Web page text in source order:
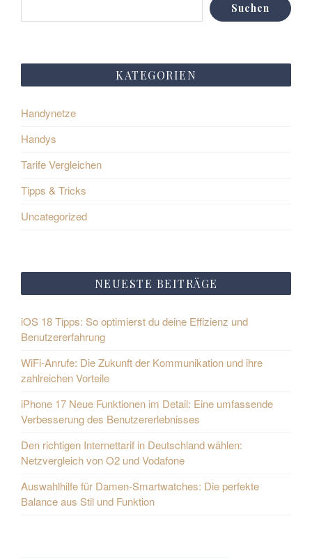
Suchen
KATEGORIEN
Handynetze
Handys
Tarife Vergleichen
Tipps & Tricks
Uncategorized
NEUESTE BEITRÄGE
iOS 18 Tipps: So optimierst du deine Effizienz und
Benutzererfahrung
WiFi-Anrufe: Die Zukunft der Kommunikation und ihre
zahlreichen Vorteile
iPhone 17 Neue Funktionen im Detail: Eine umfassende
Verbesserung des Benutzererlebnisses
Den richtigen Internettarif in Deutschland wählen:
Netzvergleich von O2 und Vodafone
Auswahlhilfe für Damen-Smartwatches: Die perfekte
Balance aus Stil und Funktion